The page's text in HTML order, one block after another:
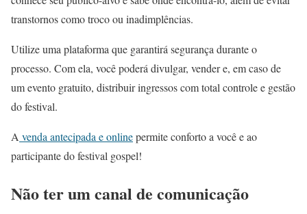
transtornos como troco ou inadimplências.
Utilize uma plataforma que garantirá segurança durante o
processo. Com ela, você poderá divulgar, vender e, em caso de
um evento gratuito, distribuir ingressos com total controle e gestão
do festival.
A venda antecipada e onlinepermite conforto a você e ao
participante do festival gospel!
Não ter um canal de comunicação